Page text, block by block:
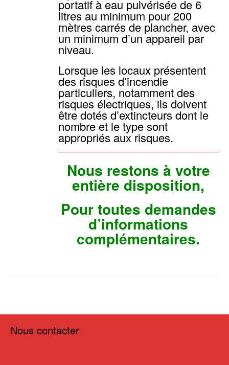
portatif à eau pulvérisée de 6
litres au minimum pour 200
mètres carrés de plancher, avec
un minimum d’un appareil par
niveau.
Lorsque les locaux présentent
des risques d’incendie
particuliers, notamment des
risques électriques, ils doivent
être dotés d’extincteurs dont le
nombre et le type sont
appropriés aux risques.
Nous restons à votre
entière disposition,
Pour toutes demandes
d’informations
complémentaires.
Nous contacter